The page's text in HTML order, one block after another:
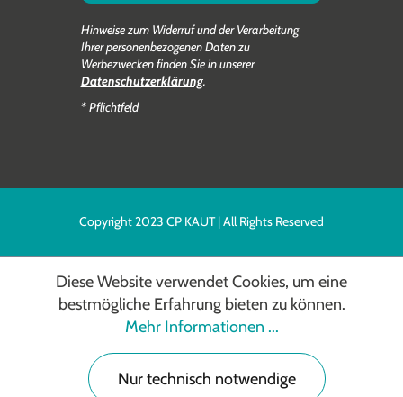
Hinweise zum Widerruf und der Verarbeitung
Ihrer personenbezogenen Daten zu
Werbezwecken finden Sie in unserer
Datenschutzerklärung.
* Pflichtfeld
Copyright 2023 CP KAUT | All Rights Reserved
Diese Website verwendet Cookies, um eine
bestmögliche Erfahrung bieten zu können.
Mehr Informationen ...
Nur technisch notwendige